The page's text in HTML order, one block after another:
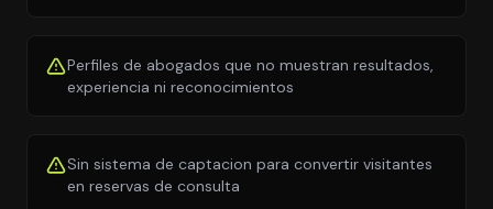
Perfiles de abogados que no muestran resultados,
experiencia ni reconocimientos
Sin sistema de captacion para convertir visitantes
en reservas de consulta